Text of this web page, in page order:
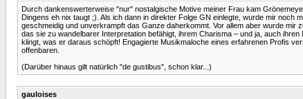
Durch dankenswerterweise "nur" nostalgische Motive meiner Frau kam
Dingens eh nix taugt ;). Als ich dann in direkter Folge GN einlegte, wurde mir noch
geschmeidig und unverkrampft das Ganze daherkommt. Vor allem aber wurde mir
das sie zu wandelbarer Interpretation befähigt, ihrem Charisma – und ja, auch
klingt, was er daraus schöpft! Engagierte Musikmaloche eines erfahrenen Profis
offenbaren.
(Darüber hinaus gilt natürlich "de gustibus", schon klar...)
gauloises